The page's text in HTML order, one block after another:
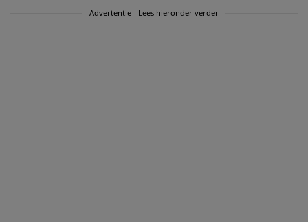
Advertentie - Lees hieronder verder